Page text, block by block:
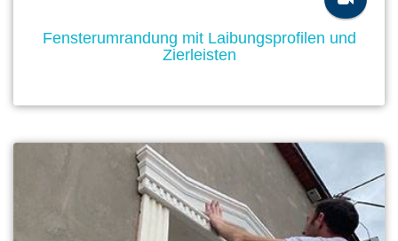
Fensterumrandung mit Laibungsprofilen und
Zierleisten